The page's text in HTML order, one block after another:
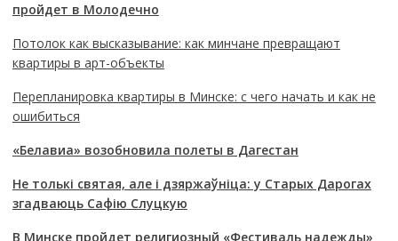
пройдет в Молодечно
Потолок как высказывание: как минчане превращают
квартиры в арт-объекты
Перепланировка квартиры в Минске: с чего начать и как не
ошибиться
«Белавиа» возобновила полеты в Дагестан
Не толькі святая, але і дзяржаўніца: у Старых Дарогах
згадваюць Сафію Слуцкую
В Минске пройдет религиозный «Фестиваль надежды»